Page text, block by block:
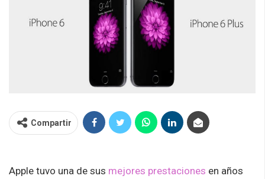
Compartir
Apple tuvo una de sus mejores prestaciones en años